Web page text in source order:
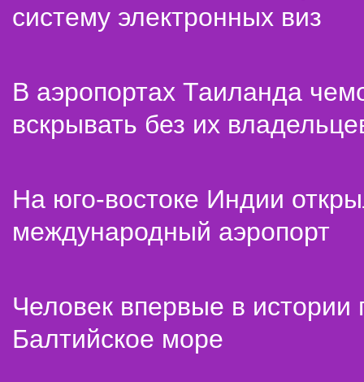
систему электронных виз
В аэропортах Таиланда
вскрывать без их
На юго-востоке Индии
международный аэропорт
Человек впервые в истории
Балтийское море